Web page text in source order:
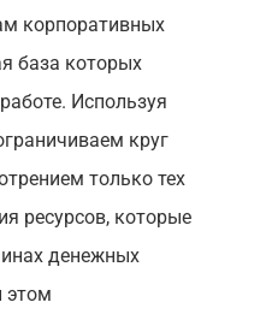
корпоративных
база которых
Используя
круг
только тех
ресурсов, которые
денежных
этом